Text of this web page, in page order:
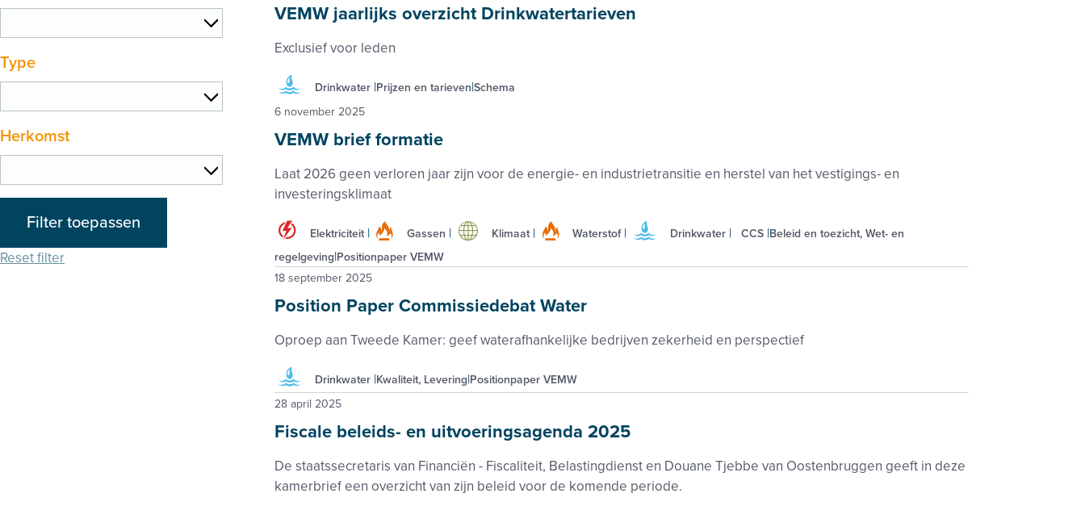
VEMW jaarlijks overzicht Drinkwatertarieven
Exclusief voor leden
Drinkwater Prijzen en tarieven Schema
VEMW brief formatie
Laat 2026 geen verloren jaar zijn voor de energie- en industrietransitie en herstel van het vestigings- en
investeringsklimaat
6 november 2025
Elektriciteit Gassen Klimaat Waterstof Drinkwater CCS Beleid en toezicht, Wet- en
regelgeving Positionpaper VEMW
Position Paper Commissiedebat Water
Oproep aan Tweede Kamer: geef waterafhankelijke bedrijven zekerheid en perspectief
18 september 2025
Drinkwater Kwaliteit, Levering Positionpaper VEMW
Fiscale beleids- en uitvoeringsagenda 2025
De staatssecretaris van Financiën - Fiscaliteit, Belastingdienst en Douane Tjebbe van Oostenbruggen geeft in deze
kamerbrief een overzicht van zijn beleid voor de komende periode.
28 april 2025
Type
Herkomst
Filter toepassen
Reset filter